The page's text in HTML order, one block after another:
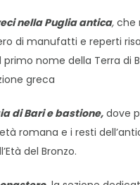
nella Puglia antica, che
di manufatti e reperti
primo nome della Terra di
greca
di Bari e bastione, dove
romana e i resti
del Bronzo.